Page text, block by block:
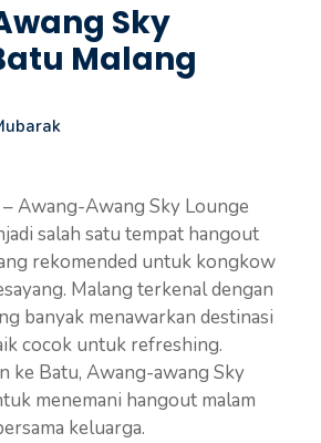
Sky
Malang
– Awang-Awang Sky Lounge
salah satu tempat hangout
rekomended untuk kongkow
Malang terkenal dengan
banyak menawarkan destinasi
cocok untuk refreshing.
ke Batu, Awang-awang Sky
menemani hangout malam
keluarga.